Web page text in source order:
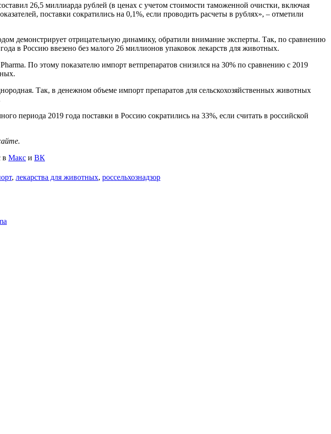
26,5 миллиарда рублей (в ценах с учетом стоимости таможенной очистки, включая
поставки сократились на 0,1%, если проводить расчеты в рублях», – отметили
демонстрирует отрицательную динамику, обратили внимание эксперты. Так, по сравнению
в Россию ввезено без малого 26 миллионов упаковок лекарств для животных.
По этому показателю импорт ветпрепаратов снизился на 30% по сравнению с 2019
Так, в денежном объеме импорт препаратов для сельскохозяйственных животных
периода 2019 года поставки в Россию сократились на 33%, если считать в российской
в Макс и ВК
, лекарства для животных, россельхознадзор